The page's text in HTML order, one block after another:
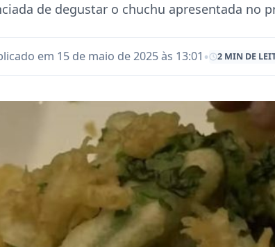
de degustar o chuchu apresentada no
em 15 de maio de 2025 às 13:01 • 2 MIN DE